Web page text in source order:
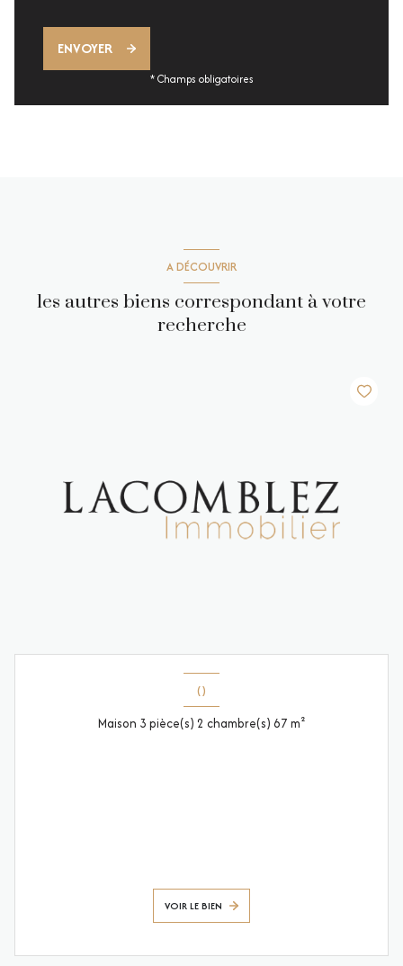
ENVOYER
* Champs obligatoires
A DÉCOUVRIR
les autres biens correspondant à votre
recherche
()
Maison 3 pièce(s) 2 chambre(s) 67 m²
VOIR LE BIEN